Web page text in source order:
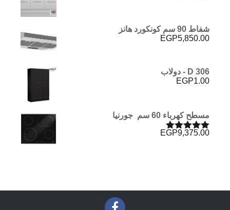
شفاط 90 سم كونكورد هانز
EGP5,850.00
D 306 - دولاب
EGP1.00
مسطح كهرباء 60 سم جورنيا
تم التقييمEGP9,375.00